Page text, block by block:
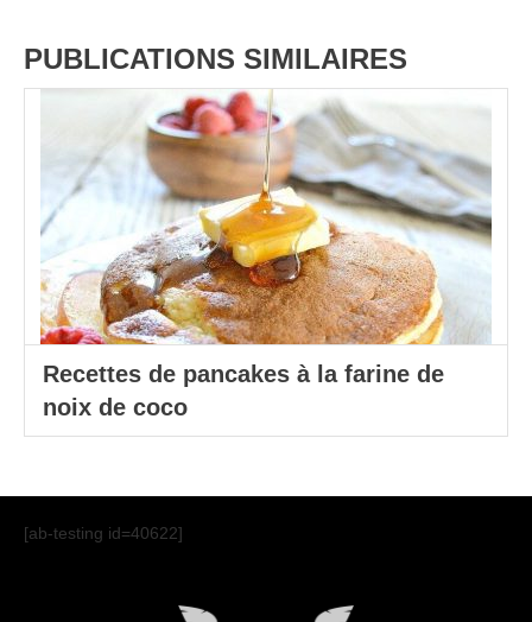
PUBLICATIONS SIMILAIRES
Recettes de pancakes à la farine de
noix de coco
[ab-testing id=40622]